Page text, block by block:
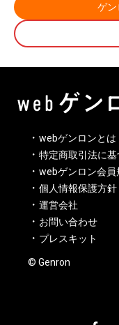
ゲン
webゲンロンとは
特定商取引法に
webゲンロン会員
個人情報保護方針
運営会社
お問い合わせ
プレスキット
© Genron